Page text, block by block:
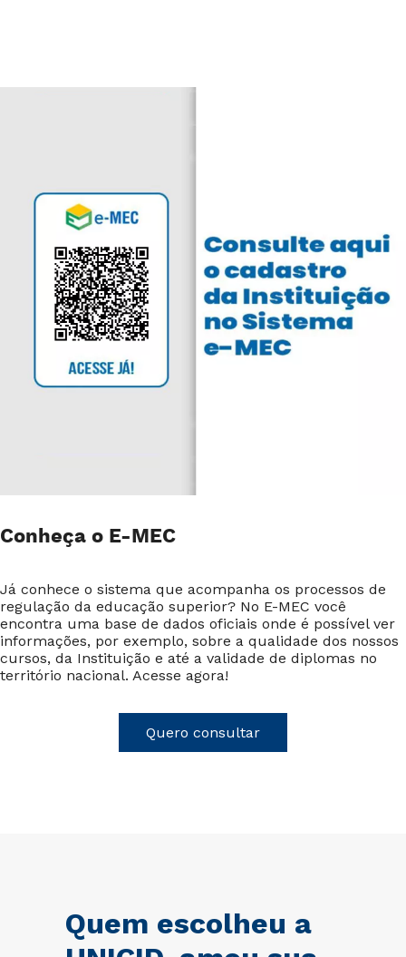
Conheça o E-MEC
Já conhece o sistema que acompanha os processos de
regulação da educação superior? No E-MEC você
encontra uma base de dados oficiais onde é possível ver
informações, por exemplo, sobre a qualidade dos nossos
cursos, da Instituição e até a validade de diplomas no
território nacional. Acesse agora!
Quero consultar
Quem escolheu a